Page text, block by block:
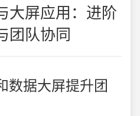
大屏应用：进阶
团队协同
数据大屏提升团